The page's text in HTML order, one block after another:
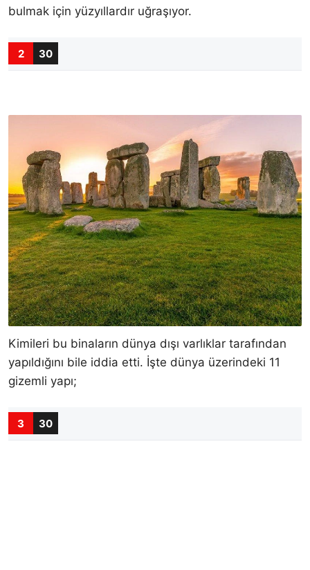
bulmak için yüzyıllardır uğraşıyor.
2 30
Kimileri bu binaların dünya dışı varlıklar tarafından
yapıldığını bile iddia etti. İşte dünya üzerindeki 11
gizemli yapı;
3 30